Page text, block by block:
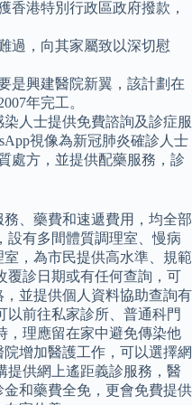
香港特別行政區政府撥款，
過，向其家屬致以深切慰
是興建醫院新翼，該計劃在
年完工。
人士提供免費諮詢及診症服
視像為新冠肺炎確診人士
處方，並提供配藥服務，診
、藥費和速遞費用，均全部
設有多間體質調理室、慢病
，為市民提供高水準、規範
覆診日期或有任何查詢，可
並提供個人資料協助查詢有
以前往私家診所、普通科門
，理應留在家中避免傳染他
增加醫護工作，可以選擇網
提供網上遙距義診服務，醫
和藥費全免，更會免費提供